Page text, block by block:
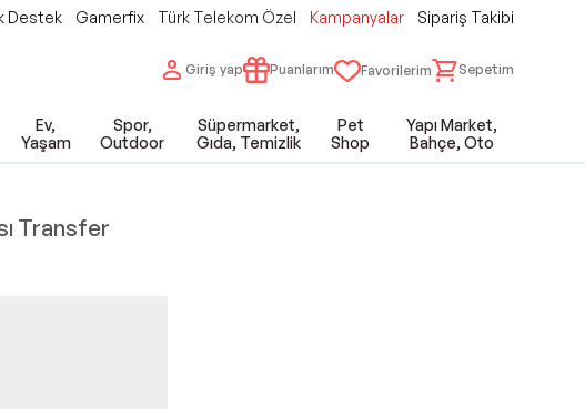
Destek Gamerfix Türk Telekom Özel Kampanyalar Sipariş Takibi
Giriş yap Puanlarım Favorilerim Sepetim
Ev,
Yaşam
Spor,
Outdoor
Süpermarket,
Gıda, Temizlik
Pet
Shop
Yapı Market,
Bahçe, Oto
Transfer